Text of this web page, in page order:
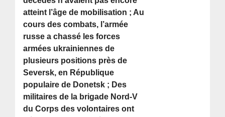
atteint l’âge de mobilisation ; Au
cours des combats, l’armée
russe a chassé les forces
armées ukrainiennes de
plusieurs positions près de
Seversk, en République
populaire de Donetsk ; Des
militaires de la brigade Nord-V
du Corps des volontaires ont